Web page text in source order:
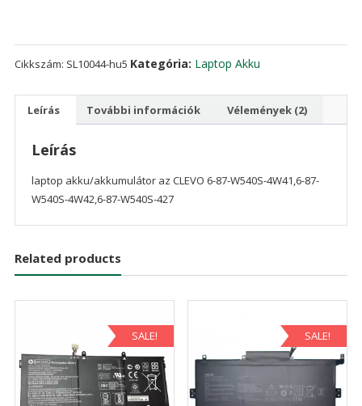
W540S-
4W42,6-
Cikkszám: SL10044-hu5 Kategória: Laptop Akku
Leírás További információk Vélemények (2)
Leírás
laptop akku/akkumulátor az CLEVO 6-87-W540S-4W41,6-87-
W540S-4W42,6-87-W540S-427
Related products
SALE! SALE!